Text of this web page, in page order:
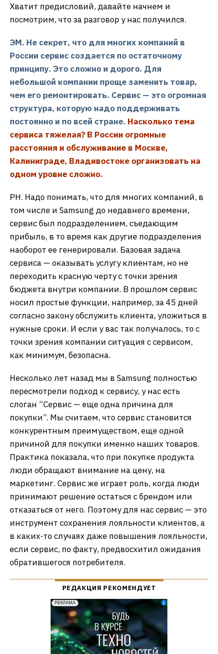
Хватит предисловий, давайте начнем и
посмотрим, что за разговор у нас получился.
ЭМ. Не секрет, что для многих компаний в
России сервис создается по остаточному
принципу. Это сложно и дорого. Для
небольшой компании проще заменить товар,
чем его ремонтировать. Сервис — это огромная
структура, которую надо поддерживать
постоянно и по всей стране. Насколько тема
сервиса тяжелая? В России огромные
расстояния и обслуживание в Москве,
Калиниграде, Владивостоке организовать на
одном уровне сложно.
РН. Надо понимать, что для многих компаний, в
том числе и Samsung до недавнего времени,
сервис был подразделением, съедающим
прибыль, в то время как другие подразделения
наоборот ее генерировали. Базовая задача
сервиса — оказывать услугу клиентам, но не
переходить красную черту с точки зрения
бюджета внутри компании. В прошлом сервис
носил простые функции, например, за 45 дней
согласно закону обслужить клиента, уложиться в
нужные сроки. И если у вас так получалось, то с
точки зрения компании ситуация с сервисом,
как минимум, безопасна.
Несколько лет назад мы в Samsung полностью
пересмотрели подход к сервису, у нас есть
слоган “Сервис — еще одна причина для
покупки”. Мы считаем, что сервис становится
конкурентным преимуществом, еще одной
причиной для покупки именно наших товаров.
Практика показала, что при покупке продукта
люди обращают внимание на цену, на
маркетинг. Сервис же играет роль, когда люди
принимают решение остаться с брендом или
отказаться от него. Поэтому для нас сервис — это
инструмент сохранения лояльности клиентов, а
в каких-то случаях даже повышения лояльности,
если сервис, по факту, предвосхитил ожидания
обратившегося потребителя.